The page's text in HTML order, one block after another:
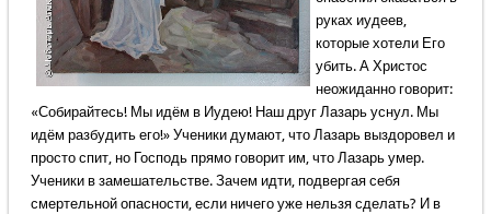
руках иудеев,
которые хотели Его
убить. А Христос
неожиданно говорит:
«Собирайтесь! Мы идём в Иудею! Наш друг Лазарь уснул. Мы
идём разбудить его!» Ученики думают, что Лазарь выздоровел и
просто спит, но Господь прямо говорит им, что Лазарь умер.
Ученики в замешательстве. Зачем идти, подвергая себя
смертельной опасности, если ничего уже нельзя сделать? И в